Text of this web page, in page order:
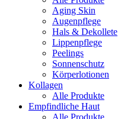
Aging Skin
Augenpflege
Hals & Dekollete
Lippenpflege
Peelings
Sonnenschutz
Körperlotionen
Kollagen
Alle Produkte
Empfindliche Haut
Alle Produkte